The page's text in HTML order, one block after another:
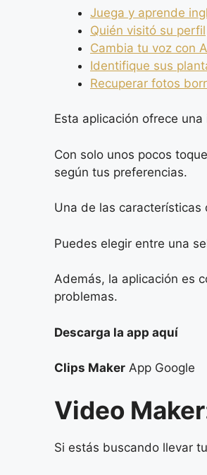
Juega y aprende
Quién visitó su perfil
Cambia tu voz con
Identifique sus
Recuperar fotos
Esta aplicación ofrece
Con solo unos pocos
según tus preferencias.
Una de las
Puedes elegir entre una
Además, la aplicación es
problemas.
Descarga la app aquí
Clips Maker App Google
Video
Si estás buscando llevar